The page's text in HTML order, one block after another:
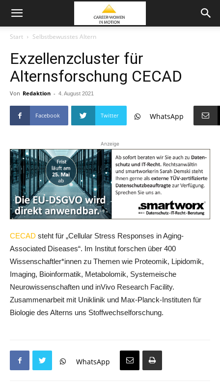
Start Selbstbewusstes Altern
Exzellenzcluster für
Alternsforschung CECAD
Von Redaktion - 4. August 2021
Facebook Twitter WhatsApp
Anzeige
CECAD steht für „Cellular Stress Responses in Aging-
Associated Diseases“. Im Institut forschen über 400
Wissenschaftler*innen zu Themen wie Proteomik, Lipidomik,
Imaging, Bioinformatik, Metabolomik, Systemeische
Neurowissenschaften und inVivo Research Facility.
Zusammenarbeit mit Uniklinik und Max-Planck-Instituten für
Biologie des Alterns uns Stoffwechselforschung.
WhatsApp